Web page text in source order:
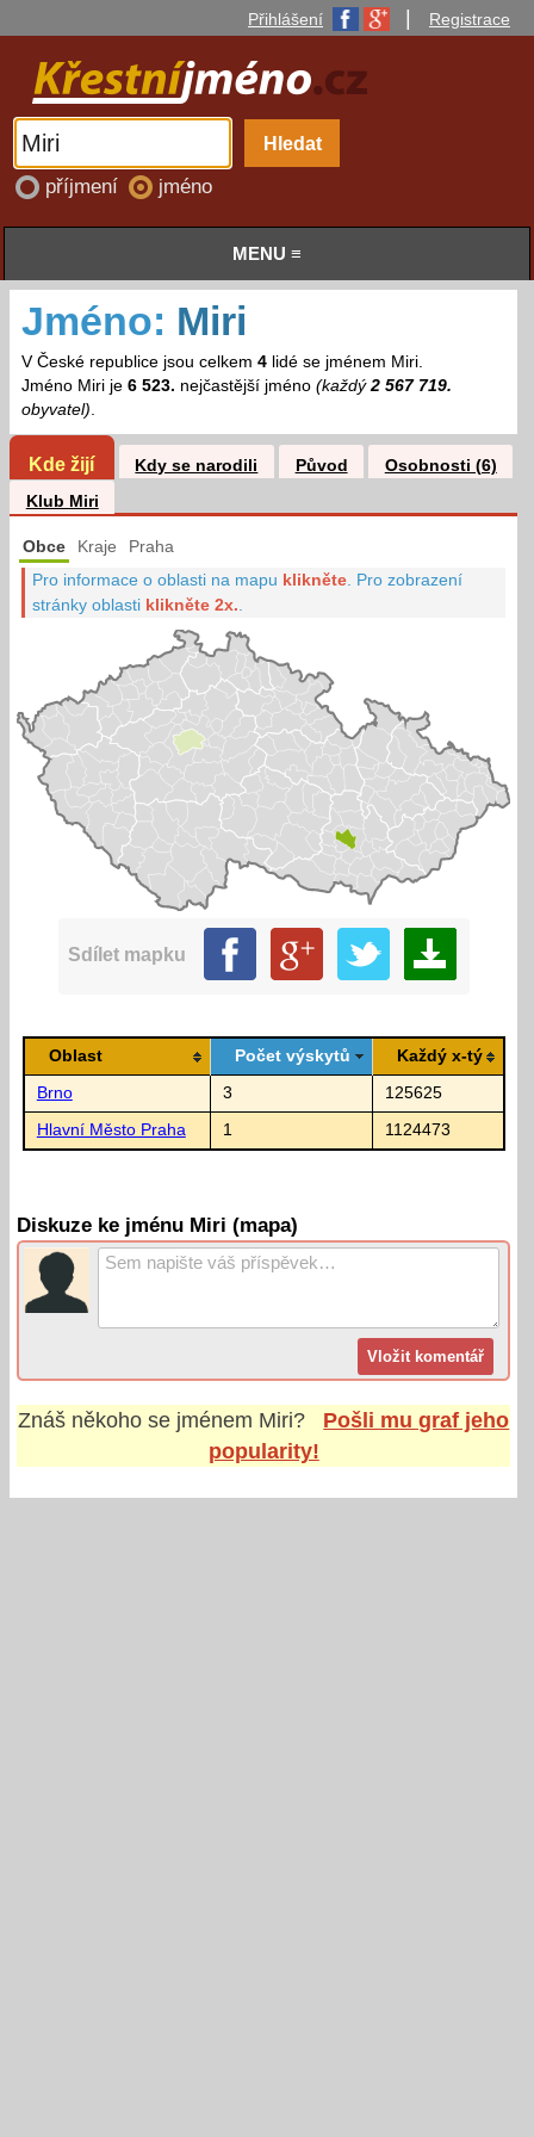
Přihlášení Registrace
příjmení jméno
MENU ≡
Jméno: Miri
V České republice jsou celkem 4lidé se jménem Miri.
Jméno Miri je 6 523. nejčastější jméno (každý2 567 719.
obyvatel).
Kde žijí Kdy se narodili Původ
Osobnosti (6)
Klub Miri
Obce Kraje Praha
Pro informace o oblasti na mapu klikněte Pro zobrazení
stránky oblasti klikněte 2x.
Sdílet mapku
Oblast Počet výskytů Každý x-tý
Brno 3 125625
Hlavní Město Praha 1 1124473
Diskuze ke jménu Miri (mapa)
Znáš někoho se jménem Miri?
Pošli mu graf jeho
popularity!